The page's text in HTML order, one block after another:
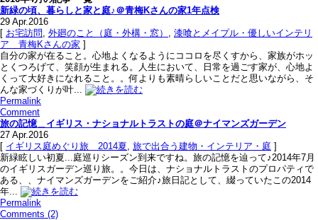
新緑の頃、暮らしと家と庭♪＠青梅Kさんの家1年点検
29 Apr.2016
[ お宅訪問, 外廻のこと（庭・外構・窓） , 漆喰とメイプル・優しいインテリ
ア＿青梅Kさんの家 ]
自分の家が在ること。心地よくなるようにココロを尽くすから、家族がホッ
とくつろげて、笑顔が生まれる。人生において、日常を過ごす家が、心地よ
くって大好きになれること。。何よりも素晴らしいことだと思いながら、そ
んな家づくりが叶...
Permalink
Comment
旅の記憶＿イギリス・ナショナルトラストの庭＠ナイマンズガーデン
27 Apr.2016
[ イギリス庭めぐり旅＿2014夏, 旅で出合う建物・インテリア・庭 ]
新緑眩しい初夏...庭巡りシーズン到来ですね。旅の記憶を辿って♪2014年7月
のイギリスガーデン巡り旅。。今日は、ナショナルトラストのプロパティで
ある、、ナイマンズガーデンをご紹介♪旅日記として、綴っていたこの2014
年...
Permalink
Comments (2)